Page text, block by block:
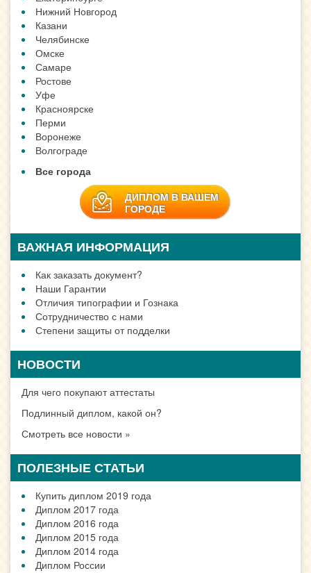
ЗАДАТЬ ВОПРОС
ДИПЛОМ В ГОРОДЕ
Москве
Санкт-Петербург
Новосибирске
Екатеринбурге
Нижний Новгород
Казани
Омске
Самаре
Ростове
Уфе
Красноярске
Перми
Воронеже
Волгограде